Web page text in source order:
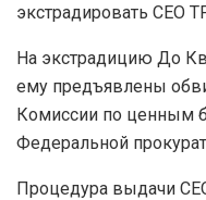
экстрадировать
На экстрадицию До
ему предъявлены
Комиссии по ценным
Федеральной
Процедура выдачи